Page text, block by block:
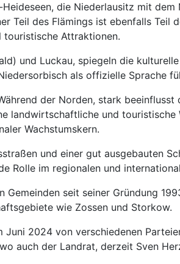
die Niederlausitz mit
Teil des Flämings ist ebenfalls Teil
touristische Attraktionen.
und Luckau, spiegeln die
als offizielle Sprache
der Norden, stark beeinflusst
landwirtschaftliche und
Wachstumskern.
und einer gut ausgebauten
Rolle im regionalen und
seit seiner Gründung
wie Zossen und Storkow.
2024 von verschiedenen
auch der Landrat, derzeit Sven